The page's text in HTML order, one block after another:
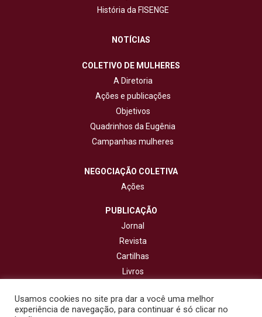
História da FISENGE
NOTÍCIAS
COLETIVO DE MULHERES
A Diretoria
Ações e publicações
Objetivos
Quadrinhos da Eugênia
Campanhas mulheres
NEGOCIAÇÃO COLETIVA
Ações
PUBLICAÇÃO
Jornal
Revista
Cartilhas
Livros
Usamos cookies no site pra dar a você uma melhor
experiência de navegação, para continuar é só clicar no